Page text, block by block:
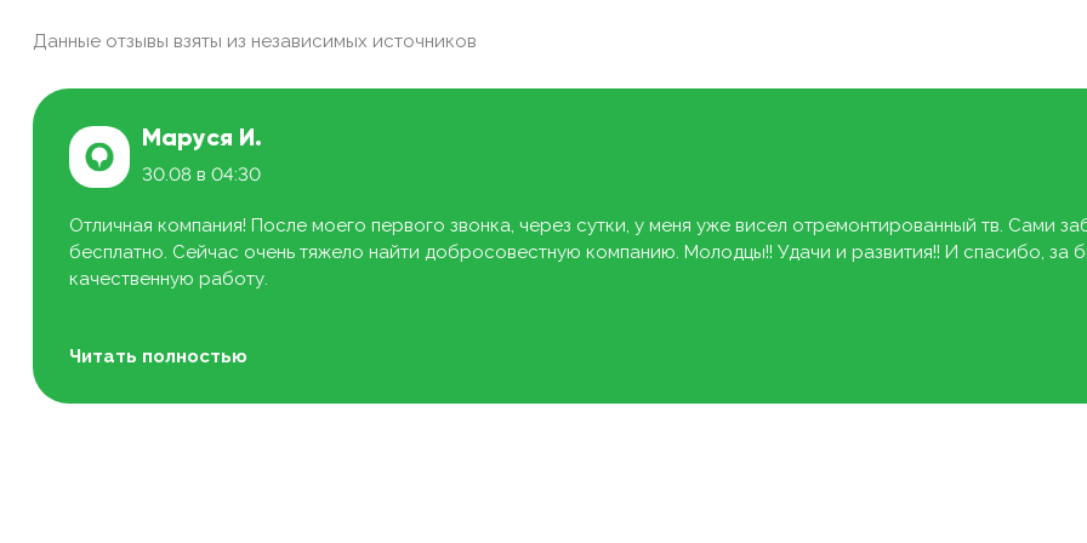
Данные отзывы взяты из независимых источников
Маруся И.
30.08 в 04:30
Отличная компания! После моего первого звонка, через сутки, у меня уже висел отремонтированный тв. Сами
бесплатно. Сейчас очень тяжело найти добросовестную компанию. Молодцы!! Удачи и развития!! И спасибо, за
качественную работу.
Читать полностью